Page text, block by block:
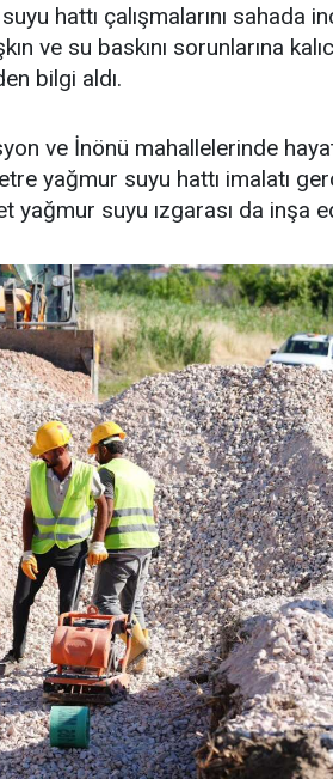
hattı çalışmalarını sahada
ve su baskını sorunlarına
bilgi aldı.
ve İnönü mahallelerinde
yağmur suyu hattı imalatı
yağmur suyu ızgarası da inşa